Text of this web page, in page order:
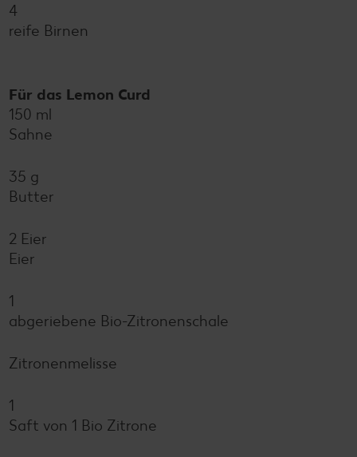
4
reife Birnen
Für das Lemon Curd
150 ml
Sahne
35 g
Butter
2 Eier
Eier
1
abgeriebene Bio-Zitronenschale
Zitronenmelisse
1
Saft von 1 Bio Zitrone